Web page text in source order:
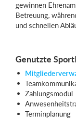
gewinnen
Betreuung,
und schnellen
Genutzte
Zahlungsmodul
Terminplanung